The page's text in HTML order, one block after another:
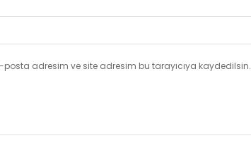
adresim ve site adresim bu tarayıcıya kaydedilsin.